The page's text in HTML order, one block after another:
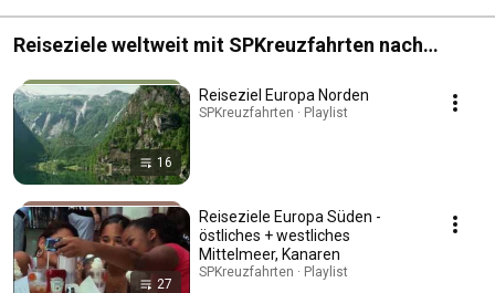
Reiseziele weltweit mit SPKreuzfahrten nach
16
Reiseziel Europa Norden
SPKreuzfahrten · Playlist
27
Reiseziele Europa Süden -
östliches + westliches
Mittelmeer, Kanaren
SPKreuzfahrten · Playlist